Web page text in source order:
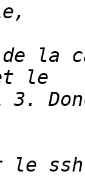
la
3.
le